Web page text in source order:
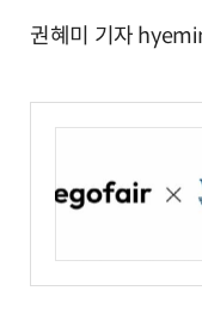
권혜미 기자